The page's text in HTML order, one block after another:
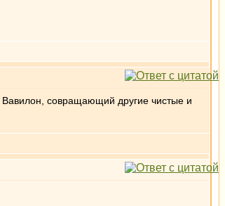
Вавилон, совращающий другие чистые и